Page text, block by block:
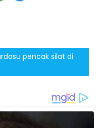
pencak silat di